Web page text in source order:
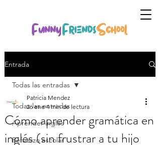
Entrada
Todas las entradas
Aprender inglés
Refuerzo escolar
Todas las entradas
Cómo aprender gramática en
inglés (sin frustrar a tu hijo
Patricia Mendez
26 ene 4 min de lectura